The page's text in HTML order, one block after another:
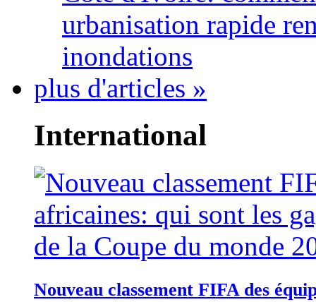
urbanisation rapide
inondations
plus d'articles »
International
Nouveau classement FIFA des